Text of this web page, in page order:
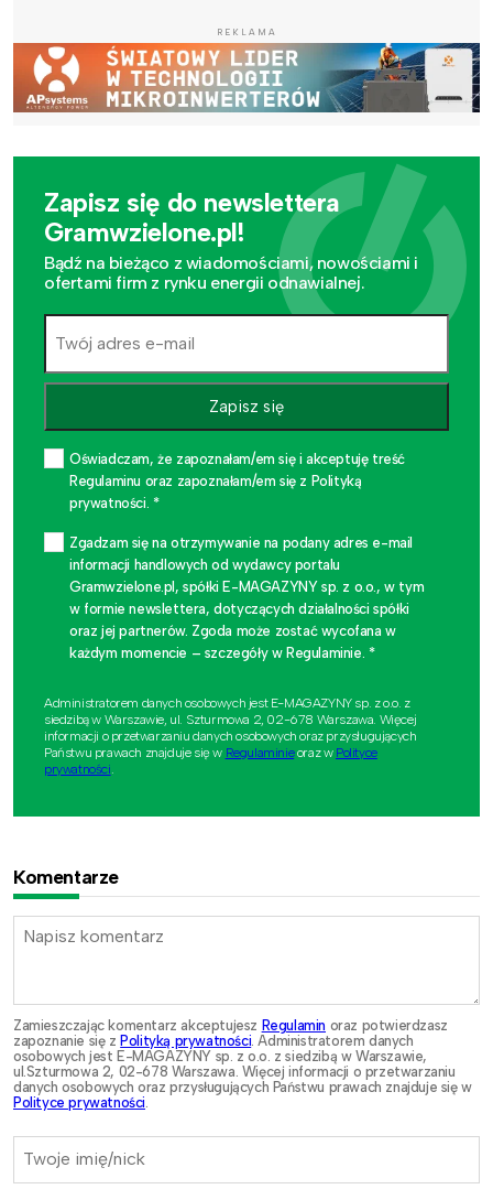
REKLAMA
Zapisz się do newslettera
Gramwzielone.pl!
Bądź na bieżąco z wiadomościami, nowościami i
ofertami firm z rynku energii odnawialnej.
Zapisz się
Oświadczam, że zapoznałam/em się i akceptuję treść
Regulaminu oraz zapoznałam/em się z Polityką
prywatności. *
Zgadzam się na otrzymywanie na podany adres e-mail
informacji handlowych od wydawcy portalu
Gramwzielone.pl, spółki E-MAGAZYNY sp. z o.o., w tym
w formie newslettera, dotyczących działalności spółki
oraz jej partnerów. Zgoda może zostać wycofana w
każdym momencie – szczegóły w Regulaminie. *
Administratorem danych osobowych jest E-MAGAZYNY sp. z o.o. z
siedzibą w Warszawie, ul. Szturmowa 2, 02-678 Warszawa. Więcej
informacji o przetwarzaniu danych osobowych oraz przysługujących
Państwu prawach znajduje się w Regulaminieoraz w Polityce
prywatności.
Komentarze
Zamieszczając komentarz akceptujesz Regulamin oraz potwierdzasz
zapoznanie się z Polityką prywatności. Administratorem danych
osobowych jest E-MAGAZYNY sp. z o.o. z siedzibą w Warszawie,
ul.Szturmowa 2, 02-678 Warszawa. Więcej informacji o przetwarzaniu
danych osobowych oraz przysługujących Państwu prawach znajduje się w
Polityce prywatności.